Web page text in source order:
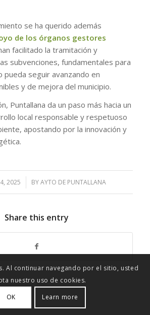
se ha querido además
de los órganos gestores
facilitado la tramitación y
subvenciones, fundamentales para
pueda seguir avanzando en
y de mejora del municipio.
Puntallana da un paso más hacia un
local responsable y respetuoso
apostando por la innovación y
2025 BYAYTO DE PUNTALLANA
Share this entry
Al continuar navegando por el sitio, usted
nuestro uso de cookies.
OK
Learn more